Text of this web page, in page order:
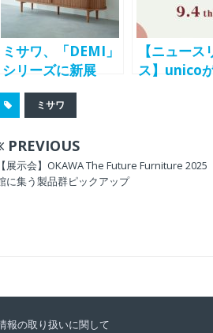
ミサワ、「DEMI」
シリーズに新展
開 蛇腹扉が特徴
のTVボードを7月
【ニュース
ス】unico
イフスタイ
ミサワ
PREVIOUS
【展示会】OKAWA The Future Furniture
に集う製品群ピックアップ
報の取り扱いに関して